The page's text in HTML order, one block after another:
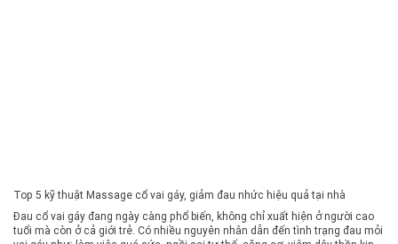
Top 5 kỹ thuật Massage cổ vai gáy, giảm đau nhức hiệu quả tại nhà
Đau cổ vai gáy đang ngày càng phổ biến, không chỉ xuất hiện ở người cao
tuổi mà còn ở cả giới trẻ. Có nhiều nguyên nhân dẫn đến tình trạng đau mỏi